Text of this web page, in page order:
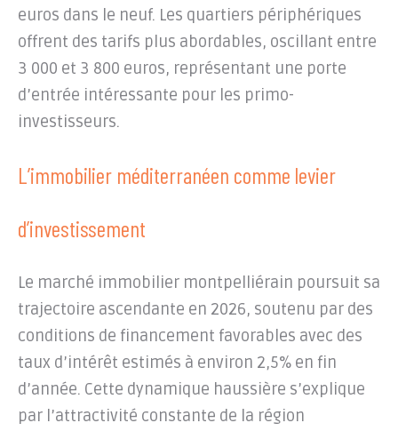
euros dans le neuf. Les quartiers périphériques
offrent des tarifs plus abordables, oscillant entre
3 000 et 3 800 euros, représentant une porte
d’entrée intéressante pour les primo-
investisseurs.
L’immobilier méditerranéen comme levier
d’investissement
Le marché immobilier montpelliérain poursuit sa
trajectoire ascendante en 2026, soutenu par des
conditions de financement favorables avec des
taux d’intérêt estimés à environ 2,5% en fin
d’année. Cette dynamique haussière s’explique
par l’attractivité constante de la région